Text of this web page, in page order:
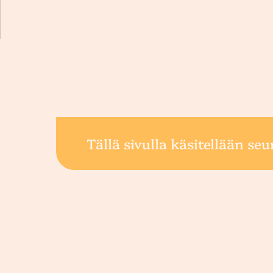
Tällä sivulla käsitellään